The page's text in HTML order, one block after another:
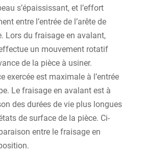
s’épaississant, et l’effort
entre l’entrée de l’arête de
Lors du fraisage en avalant,
effectue un mouvement rotatif
de la pièce à usiner.
exercée est maximale à l’entrée
Le fraisage en avalant est à
des durées de vie plus longues
de surface de la pièce. Ci-
entre le fraisage en